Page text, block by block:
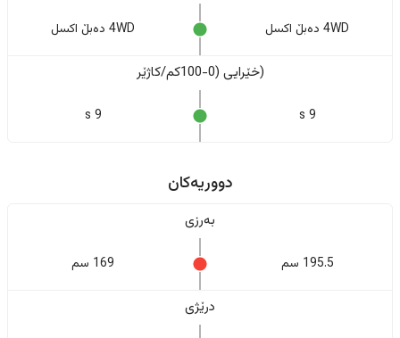
4WD دەبڵ اکسل 4WD دەبڵ اکسل
(خێرایی (0-100کم/کاژێر
9 s
9 s
دووریەکان
بەرزی
195.5 سم 169 سم
درێژی